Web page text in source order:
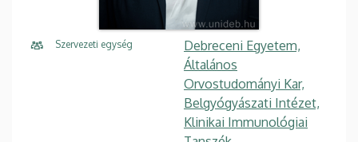
Szervezeti egység
Debreceni Egyetem,
Általános
Orvostudományi Kar,
Belgyógyászati Intézet,
Klinikai Immunológiai